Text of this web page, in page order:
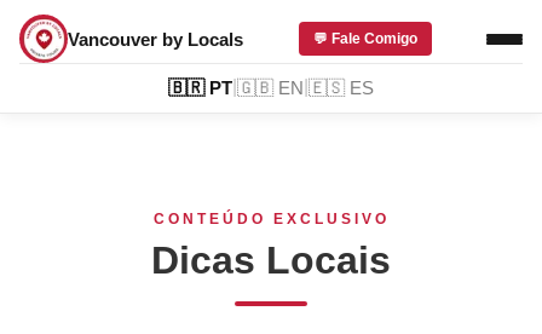
Vancouver by Locals
🇧🇷 PT 🇬🇧 EN 🇪🇸 ES
💬 Fale Comigo
CONTEÚDO EXCLUSIVO
Dicas Locais